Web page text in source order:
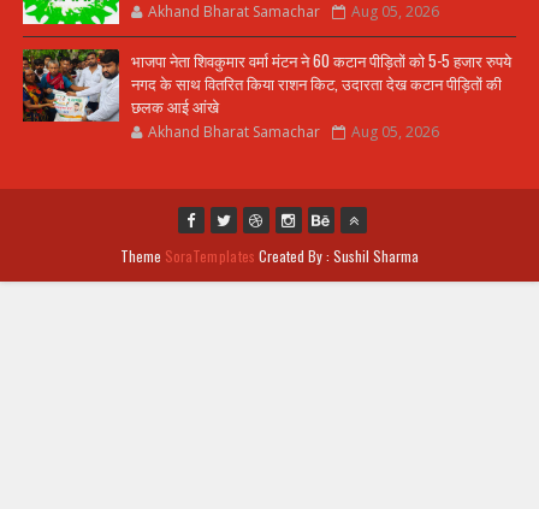
Akhand Bharat Samachar Aug 05, 2026
भाजपा नेता शिवकुमार वर्मा मंटन ने 60 कटान पीड़ितों को 5-5 हजार रुपये
नगद के साथ वितरित किया राशन किट, उदारता देख कटान पीड़ितों की
छलक आई आंखे
Akhand Bharat Samachar Aug 05, 2026
Theme SoraTemplates Created By : Sushil Sharma